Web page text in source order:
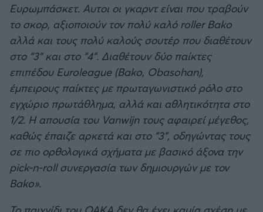
Ευρωμπάσκετ. Αυτοι οι γκαρντ είναι που τραβούν
το σκορ, αξιοποιούν τον πολύ καλό roller Bako
αλλά και τους πολύ καλούς σουτέρ που διαθέτουν
στο “3” και στο “4”. Διαθέτουν δύο παίκτες
επιπέδου Euroleague (Bako, Obasohan),
έμπειρους παίκτες με πρωταγωνιστικό ρόλο στο
εγχώριο πρωτάθλημα, αλλά και αθλητικότητα στο
1/2. Η απουσία του Vanwijn τους αφαιρεί μέγεθος,
καθώς έπαιζε αρκετά και στο “3”, οδηγώντας τους
σε πιο ορθολογικά σχήματα με βασικό άξονα την
pick-n-roll συνεργασία των δημιουργών με τον
Bako».